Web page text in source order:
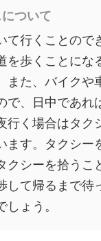
ついて
て行くことので
を歩くことにな
また、バイクや
で、日中であれ
行く場合はタク
ます。タクシー
クシーを拾うこ
して帰るまで待
ょう。